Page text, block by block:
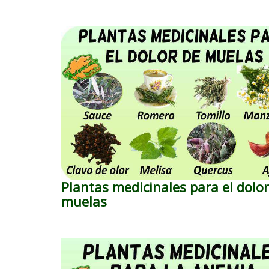
Plantas medicinales para el
muelas